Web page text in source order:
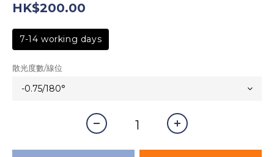
HK$200.00
7-14 working days
散光度數/線位